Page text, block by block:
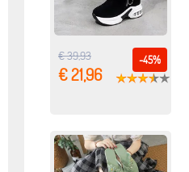
-45%
€ 39,93
€ 21,96